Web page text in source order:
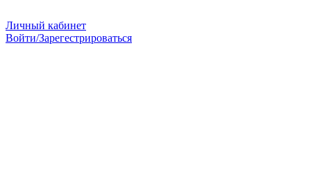
Личный кабинет
Войти/Зарегестрироваться